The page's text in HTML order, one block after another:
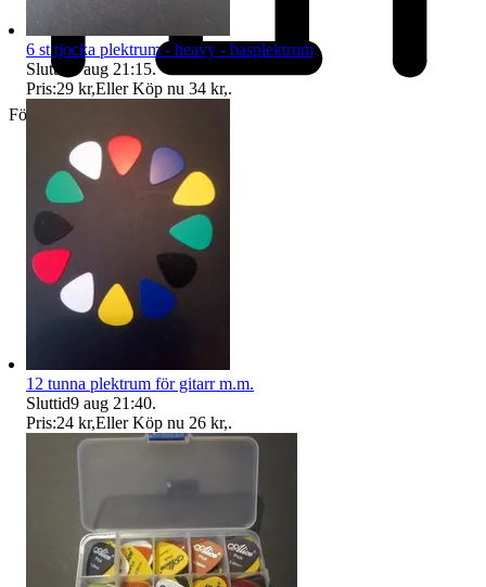
Företag
6 st tjocka plektrum - heavy - basplektrum
Sluttid
9 aug 21:15.
Pris:29 kr,Eller Köp nu 34 kr,.
12 tunna plektrum för gitarr m.m.
Sluttid9 aug 21:40.
Pris:24 kr,Eller Köp nu 26 kr,.